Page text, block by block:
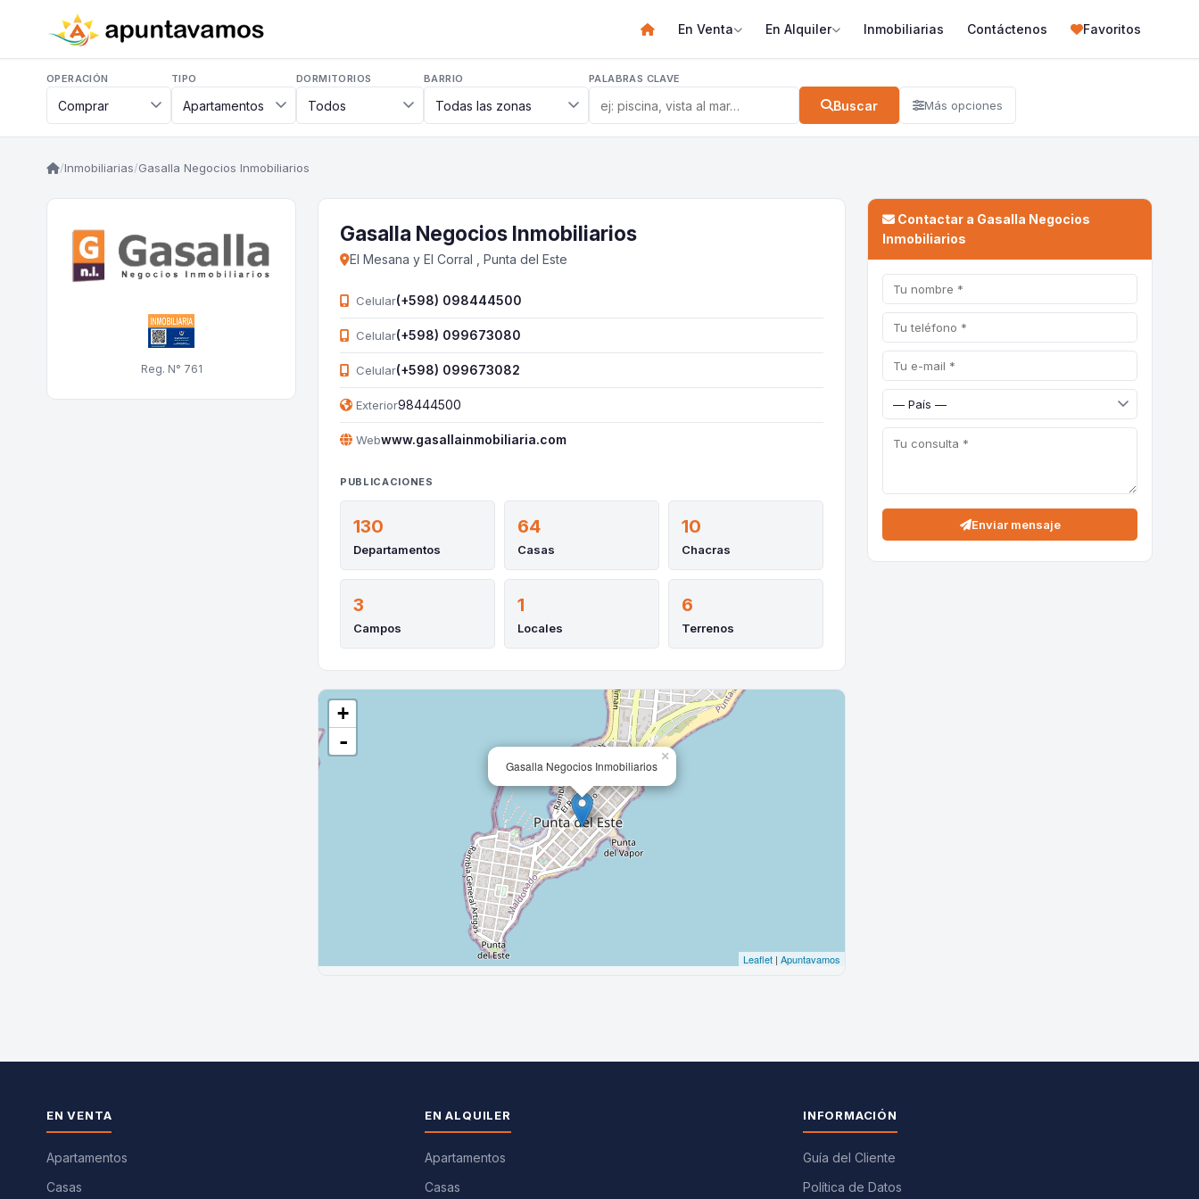
En Venta En Alquiler Inmobiliarias Contáctenos Favoritos
OPERACIÓN TIPO DORMITORIOS BARRIO PALABRAS CLAVE
Buscar Más opciones
/Inmobiliarias/Gasalla Negocios Inmobiliarios
Reg. N° 761
Gasalla Negocios Inmobiliarios
El Mesana y El Corral , Punta del Este
Celular(+598) 098444500
Celular(+598) 099673080
Celular(+598) 099673082
Exterior98444500
Webwww.gasallainmobiliaria.com
PUBLICACIONES
130
Departamentos
64
Casas
10
Chacras
3
Campos
1
Locales
6
Terrenos
Contactar a Gasalla Negocios
Inmobiliarios
Enviar mensaje
EN VENTA
Apartamentos
Casas
EN ALQUILER
Apartamentos
Casas
INFORMACIÓN
Guía del Cliente
Política de Datos